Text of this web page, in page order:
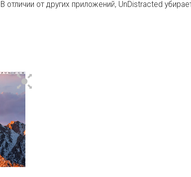
от других приложений, UnDistracted